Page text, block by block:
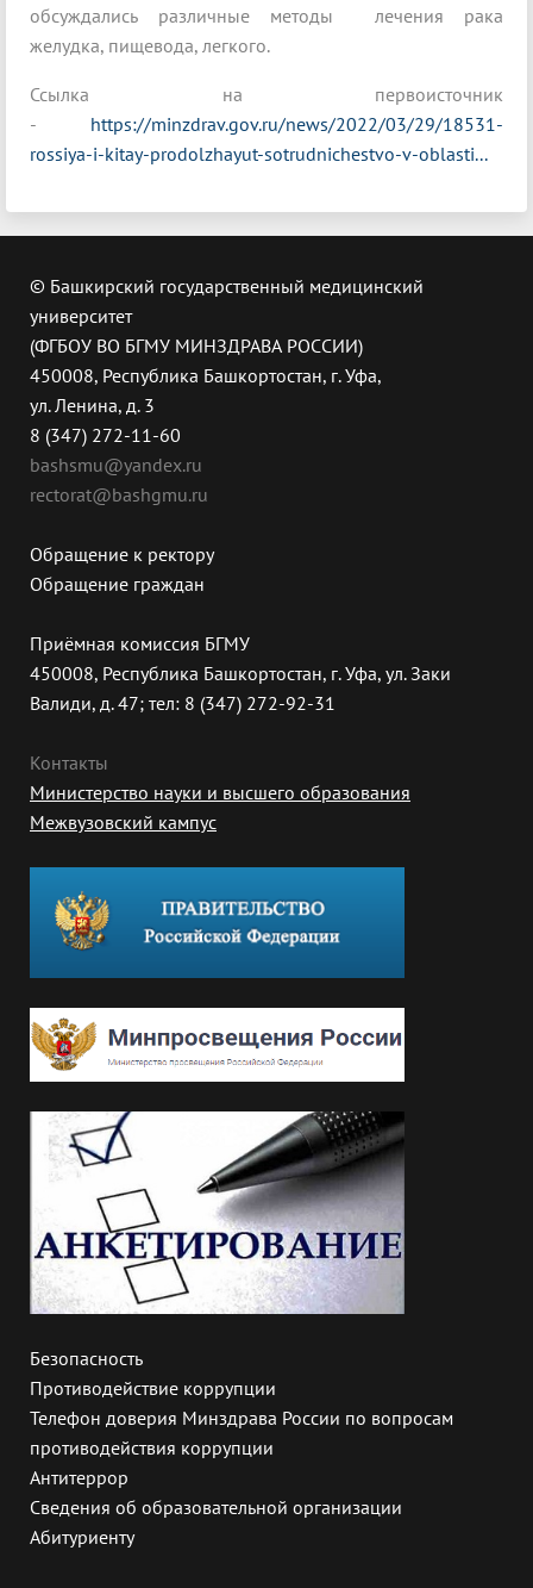
обсуждались различные методы лечения рака
желудка, пищевода, легкого.
Ссылка на первоисточник
- https://minzdrav.gov.ru/news/2022/03/29/18531-
rossiya-i-kitay-prodolzhayut-sotrudnichestvo-v-oblasti...
© Башкирский государственный медицинский
университет
(ФГБОУ ВО БГМУ МИНЗДРАВА РОССИИ)
450008, Республика Башкортостан, г. Уфа,
ул. Ленина, д. 3
8 (347) 272-11-60
bashsmu@yandex.ru
rectorat@bashgmu.ru
Обращение к ректору
Обращение граждан
Приёмная комиссия БГМУ
450008, Республика Башкортостан, г. Уфа, ул. Заки
Валиди, д. 47; тел: 8 (347) 272-92-31
Контакты
Министерство науки и высшего образования
Межвузовский кампус
Безопасность
Противодействие коррупции
Телефон доверия Минздрава России по вопросам
противодействия коррупции
Антитеррор
Сведения об образовательной организации
Абитуриенту